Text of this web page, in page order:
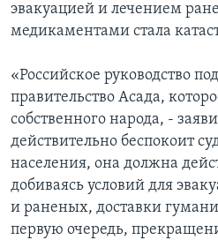
эвакуацией и лечением
медикаментами стала
«Российское руководство
правительство Асада,
собственного народа, -
действительно беспокоит
населения, она должна
добиваясь условий для
и раненых, доставки
первую очередь,